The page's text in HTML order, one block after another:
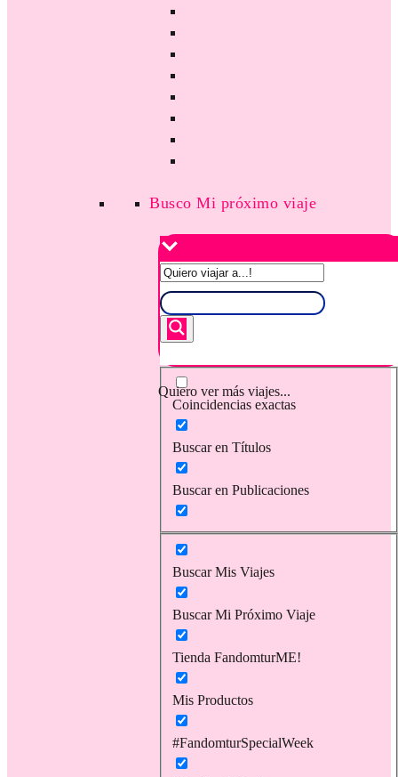
Busco Mi próximo viaje
Quiero ver más viajes...
Coincidencias exactas
Buscar en Títulos
Buscar en Publicaciones
Buscar Mis Viajes
Buscar Mi Próximo Viaje
Tienda FandomturME!
Mis Productos
#FandomturSpecialWeek